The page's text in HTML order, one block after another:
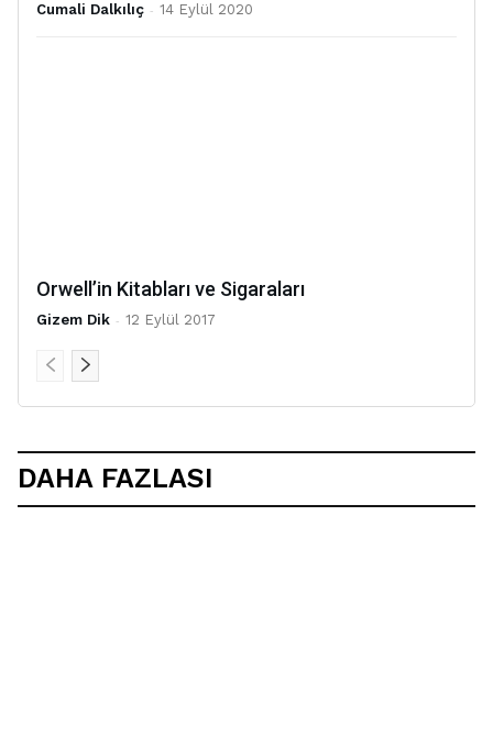
Cumali Dalkılıç - 14 Eylül 2020
Orwell’in Kitabları ve Sigaraları
Gizem Dik - 12 Eylül 2017
DAHA FAZLASI